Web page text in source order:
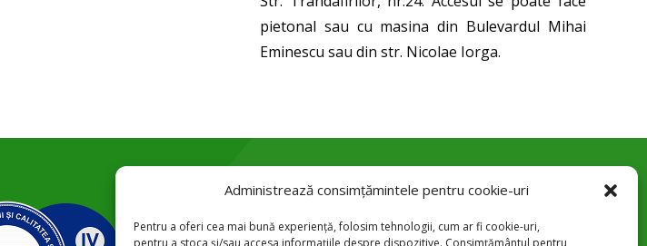
Administrează consimțămintele pentru cookie-uri
Pentru a oferi cea mai bună experiență, folosim tehnologii, cum ar fi cookie-uri,
pentru a stoca și/sau accesa informațiile despre dispozitive. Consimțământul pentru
pietonal sau cu masina din Bulevardul Mihai
Eminescu sau din str. Nicolae Iorga.